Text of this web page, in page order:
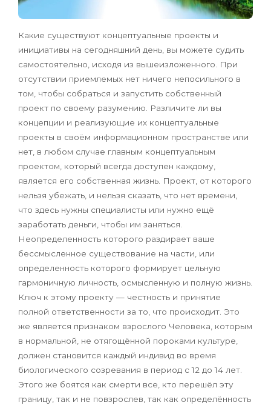
Какие существуют концептуальные проекты и
инициативы на сегодняшний день, вы можете судить
самостоятельно, исходя из вышеизложенного. При
отсутствии приемлемых нет ничего непосильного в
том, чтобы собраться и запустить собственный
проект по своему разумению. Различите ли вы
концепции и реализующие их концептуальные
проекты в своём информационном пространстве или
нет, в любом случае главным концептуальным
проектом, который всегда доступен каждому,
является его собственная жизнь. Проект, от которого
нельзя убежать, и нельзя сказать, что нет времени,
что здесь нужны специалисты или нужно ещё
заработать деньги, чтобы им заняться.
Неопределенность которого раздирает ваше
бессмысленное существование на части, или
определенность которого формирует цельную
гармоничную личность, осмысленную и полную жизнь.
Ключ к этому проекту — честность и принятие
полной ответственности за то, что происходит. Это
же является признаком взрослого Человека, которым
в нормальной, не отягощённой пороками культуре,
должен становится каждый индивид во время
биологического созревания в период с 12 до 14 лет.
Этого же боятся как смерти все, кто перешёл эту
границу, так и не повзрослев, так как определённость